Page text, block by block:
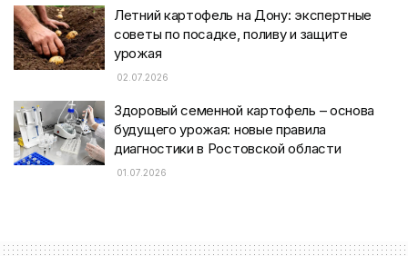
Летний картофель на Дону: экспертные
советы по посадке, поливу и защите
урожая
02.07.2026
Здоровый семенной картофель – основа
будущего урожая: новые правила
диагностики в Ростовской области
01.07.2026